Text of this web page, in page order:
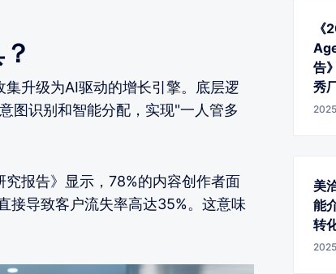
升级为AI驱动的增长引擎。底层逻
图识别和智能分配，实现"一人管多
报告》显示，78%的内容创作者面
接导致客户流失率高达35%。这意味
告
秀
美
能
转